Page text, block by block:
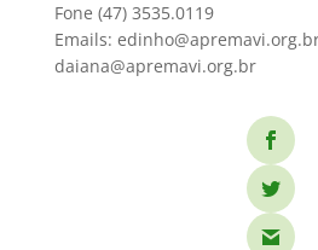
Fone (47) 3535.0119
Emails:
daiana@apremavi.org.br